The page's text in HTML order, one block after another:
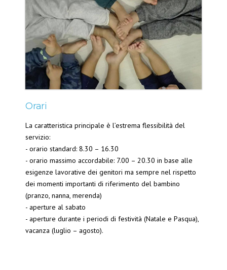
Orari
La caratteristica principale è l’estrema flessibilità del
servizio:
- orario standard: 8.30 – 16.30
- orario massimo accordabile: 7.00 – 20.30 in base alle
esigenze lavorative dei genitori ma sempre nel rispetto
dei momenti importanti di riferimento del bambino
(pranzo, nanna, merenda)
- aperture al sabato
- aperture durante i periodi di festività (Natale e Pasqua),
vacanza (luglio – agosto).